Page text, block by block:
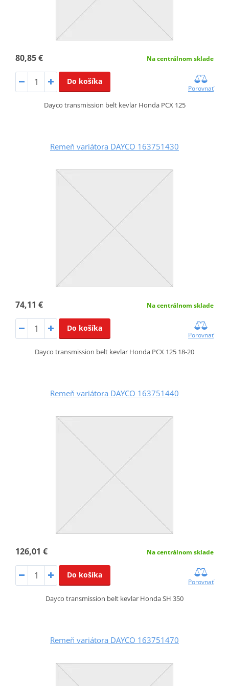
80,85 € Na centrálnom sklade
Do košíka
Porovnať
Dayco transmission belt kevlar Honda PCX 125
Remeň variátora DAYCO 163751430
74,11 € Na centrálnom sklade
Do košíka
Porovnať
Dayco transmission belt kevlar Honda PCX 125 18-20
Remeň variátora DAYCO 163751440
126,01 € Na centrálnom sklade
Do košíka
Porovnať
Dayco transmission belt kevlar Honda SH 350
Remeň variátora DAYCO 163751470